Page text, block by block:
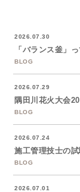
2026.07.30
「バランス釜」
BLOG
2026.07.29
隅田川花火大会
BLOG
2026.07.24
施工管理技士の試
BLOG
2026.07.01